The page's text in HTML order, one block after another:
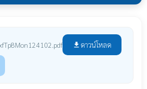
file_download ดาวน์โหลด